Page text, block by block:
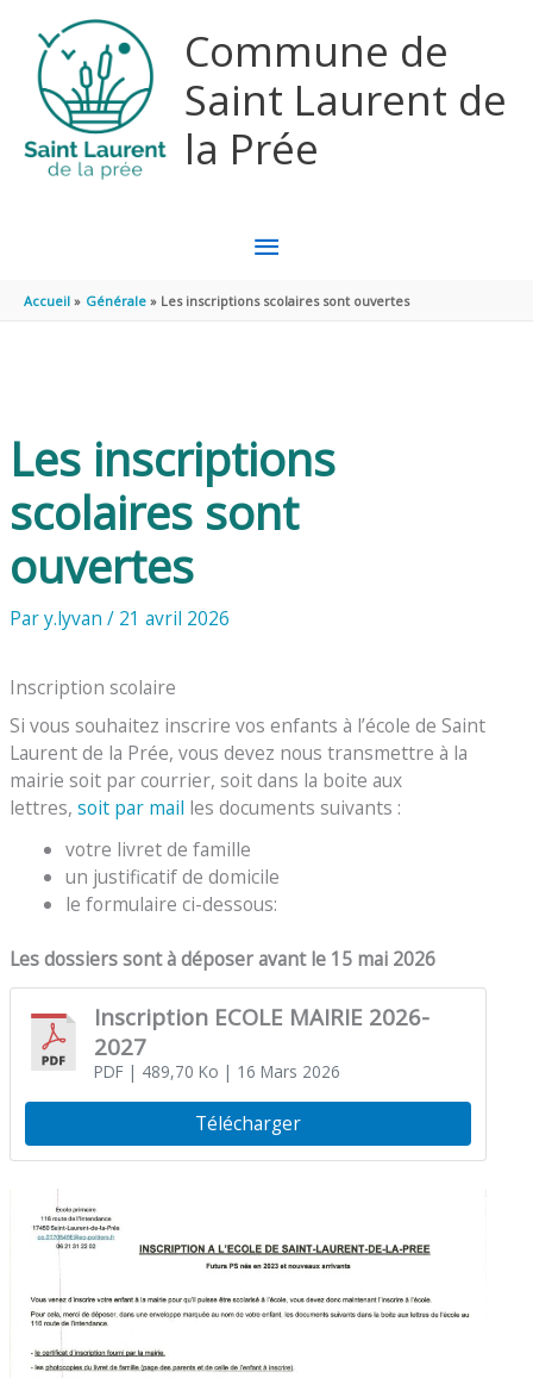
Commune de
Saint Laurent de
la Prée
MENU
PRINCIPAL
Accueil Générale Les inscriptions scolaires sont ouvertes
Les inscriptions
scolaires sont
ouvertes
Pary.lyvan/ 21 avril 2026
Inscription scolaire
Si vous souhaitez inscrire vos enfants à l’école de Saint
Laurent de la Prée, vous devez nous transmettre à la
mairie soit par courrier, soit dans la boite aux
lettres,soit par mail les documents suivants :
votre livret de famille
un justificatif de domicile
le formulaire ci-dessous:
Les dossiers sont à déposer avant le 15 mai 2026
Inscription ECOLE MAIRIE 2026-
2027
PDF| 489,70 Ko | 16 Mars 2026
Télécharger